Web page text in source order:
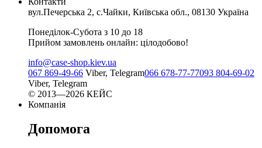
вул.Печерська 2, с.Чайки, Київська обл., 08130 Україна
Понеділок-Субота з 10 до 18
Прийом замовлень онлайн: цілодобово!
info@case-shop.kiev.ua
067 869-49-66 Viber, Telegram066 678-77-77093 804-69-02
Viber, Telegram
© 2013—2026 КЕЙС
Компанія
Допомога